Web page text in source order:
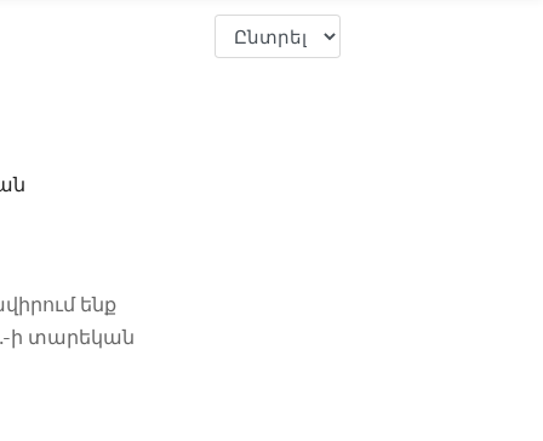
ենք
ի տարեկան